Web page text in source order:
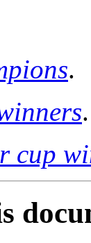
.
.
cup